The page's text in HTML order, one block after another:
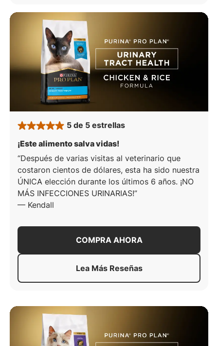
rated 5 stars
5 de 5 estrellas
¡Este alimento salva vidas!: 5 de 5 estrellas
Después de varias visitas al veterinario que
costaron cientos de dólares, esta ha sido nuestra
ÚNICA elección durante los últimos 6 años. ¡NO
MÁS INFECCIONES URINARIAS!
— Kendall
COMPRA AHORA
Lea Más Reseñas
Acerca De